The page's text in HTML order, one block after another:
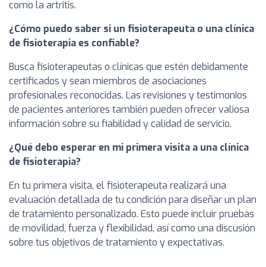
como la artritis.
¿Cómo puedo saber si un fisioterapeuta o una clínica
de fisioterapia es confiable?
Busca fisioterapeutas o clínicas que estén debidamente
certificados y sean miembros de asociaciones
profesionales reconocidas. Las revisiones y testimonios
de pacientes anteriores también pueden ofrecer valiosa
información sobre su fiabilidad y calidad de servicio.
¿Qué debo esperar en mi primera visita a una clínica
de fisioterapia?
En tu primera visita, el fisioterapeuta realizará una
evaluación detallada de tu condición para diseñar un plan
de tratamiento personalizado. Esto puede incluir pruebas
de movilidad, fuerza y flexibilidad, así como una discusión
sobre tus objetivos de tratamiento y expectativas.